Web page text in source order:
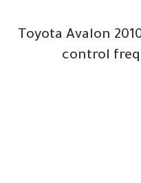
07072 07071 Toyota
control